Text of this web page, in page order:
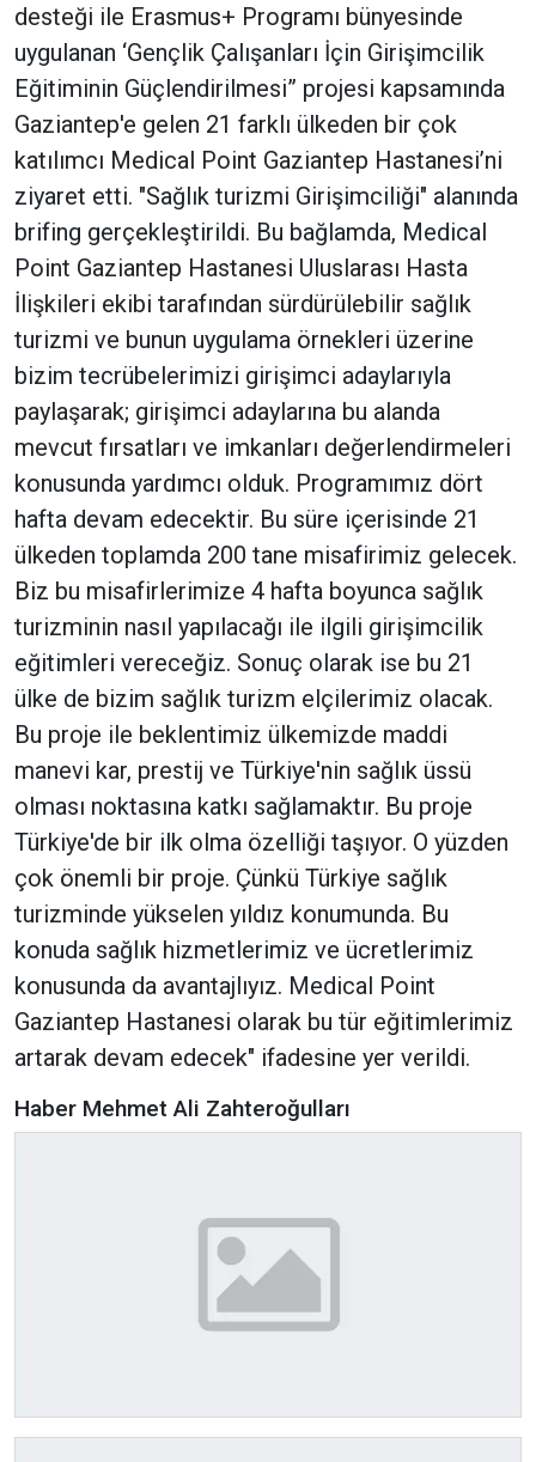
desteği ile Erasmus+ Programı bünyesinde
uygulanan ‘Gençlik Çalışanları İçin Girişimcilik
Eğitiminin Güçlendirilmesi” projesi kapsamında
Gaziantep'e gelen 21 farklı ülkeden bir çok
katılımcı Medical Point Gaziantep Hastanesi’ni
ziyaret etti. "Sağlık turizmi Girişimciliği" alanında
brifing gerçekleştirildi. Bu bağlamda, Medical
Point Gaziantep Hastanesi Uluslarası Hasta
İlişkileri ekibi tarafından sürdürülebilir sağlık
turizmi ve bunun uygulama örnekleri üzerine
bizim tecrübelerimizi girişimci adaylarıyla
paylaşarak; girişimci adaylarına bu alanda
mevcut fırsatları ve imkanları değerlendirmeleri
konusunda yardımcı olduk. Programımız dört
hafta devam edecektir. Bu süre içerisinde 21
ülkeden toplamda 200 tane misafirimiz gelecek.
Biz bu misafirlerimize 4 hafta boyunca sağlık
turizminin nasıl yapılacağı ile ilgili girişimcilik
eğitimleri vereceğiz. Sonuç olarak ise bu 21
ülke de bizim sağlık turizm elçilerimiz olacak.
Bu proje ile beklentimiz ülkemizde maddi
manevi kar, prestij ve Türkiye'nin sağlık üssü
olması noktasına katkı sağlamaktır. Bu proje
Türkiye'de bir ilk olma özelliği taşıyor. O yüzden
çok önemli bir proje. Çünkü Türkiye sağlık
turizminde yükselen yıldız konumunda. Bu
konuda sağlık hizmetlerimiz ve ücretlerimiz
konusunda da avantajlıyız. Medical Point
Gaziantep Hastanesi olarak bu tür eğitimlerimiz
artarak devam edecek" ifadesine yer verildi.
Haber Mehmet Ali Zahteroğulları